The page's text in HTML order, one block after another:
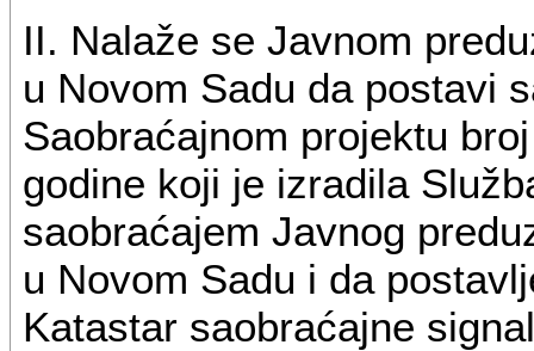
II. Nalaže se Javnom
u Novom Sadu da postavi
Saobraćajnom projektu
godine koji je izradila
saobraćajem Javnog
u Novom Sadu i da
Katastar saobraćajne